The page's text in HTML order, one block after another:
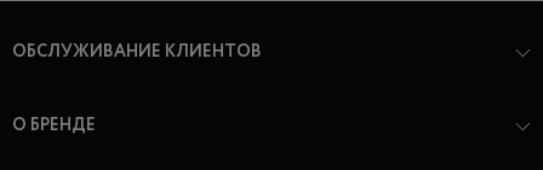
ОБСЛУЖИВАНИЕ КЛИЕНТОВ
О БРЕНДЕ